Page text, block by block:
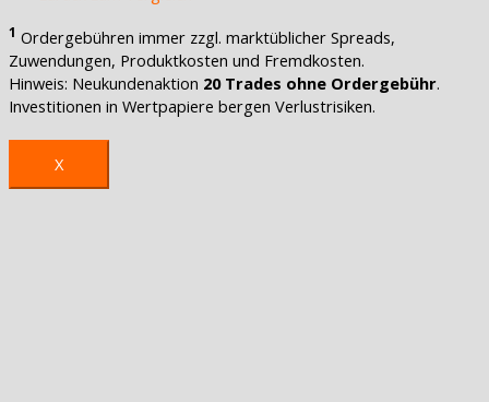
1 Ordergebühren immer zzgl. marktüblicher Spreads,
Zuwendungen, Produktkosten und Fremdkosten.
Hinweis: Neukundenaktion 20 Trades ohne Ordergebühr.
Investitionen in Wertpapiere bergen Verlustrisiken.
X